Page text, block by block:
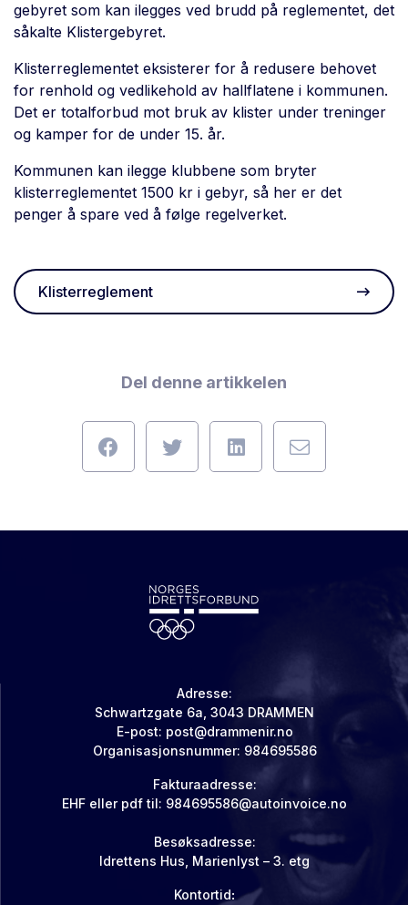
gebyret som kan ilegges ved brudd på reglementet, det
såkalte Klistergebyret.
Klisterreglementet eksisterer for å redusere behovet
for renhold og vedlikehold av hallflatene i kommunen.
Det er totalforbud mot bruk av klister under treninger
og kamper for de under 15. år.
Kommunen kan ilegge klubbene som bryter
klisterreglementet 1500 kr i gebyr, så her er det
penger å spare ved å følge regelverket.
Klisterreglement
Del denne artikkelen
Adresse:
Schwartzgate 6a, 3043 DRAMMEN
E-post: post@drammenir.no
Organisasjonsnummer: 984695586
Fakturaadresse:
EHF eller pdf til: 984695586@autoinvoice.no
Besøksadresse:
Idrettens Hus, Marienlyst – 3. etg
Kontortid: